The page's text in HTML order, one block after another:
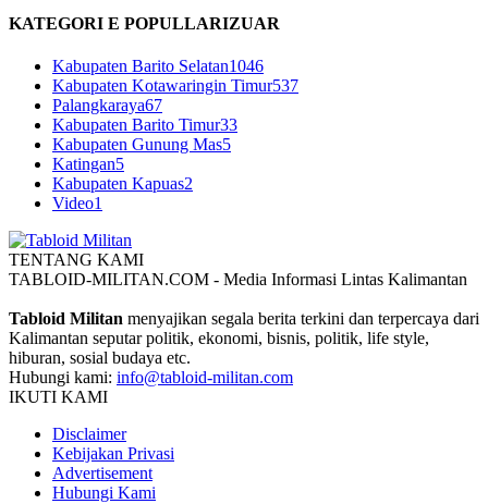
KATEGORI E POPULLARIZUAR
Kabupaten Barito Selatan1046
Kabupaten Kotawaringin Timur537
Palangkaraya67
Kabupaten Barito Timur33
Kabupaten Gunung Mas5
Katingan5
Kabupaten Kapuas2
Video1
TENTANG KAMI
TABLOID-MILITAN.COM - Media Informasi Lintas Kalimantan
Tabloid Militan menyajikan segala berita terkini dan terpercaya dari
Kalimantan seputar politik, ekonomi, bisnis, politik, life style,
hiburan, sosial budaya etc.
Hubungi kami: info@tabloid-militan.com
IKUTI KAMI
Disclaimer
Kebijakan Privasi
Advertisement
Hubungi Kami